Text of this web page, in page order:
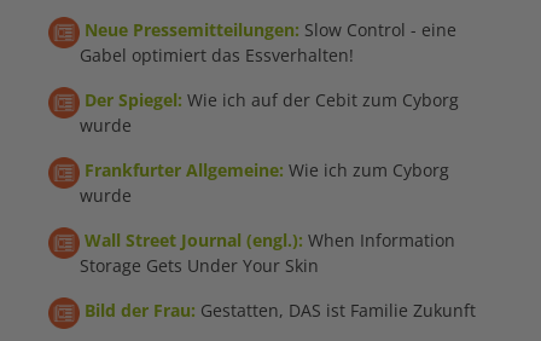
Neue Pressemitteilungen: Slow Control - eine
Gabel optimiert das Essverhalten!
Der Spiegel: Wie ich auf der Cebit zum Cyborg
wurde
Frankfurter Allgemeine: Wie ich zum Cyborg
wurde
Wall Street Journal (engl.): When Information
Storage Gets Under Your Skin
Bild der Frau: Gestatten, DAS ist Familie Zukunft